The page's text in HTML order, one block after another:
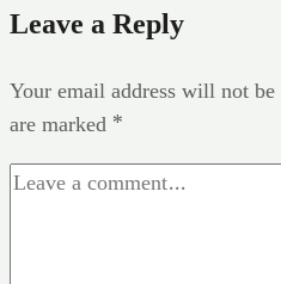
Leave a Reply
Your email address will not
are marked *